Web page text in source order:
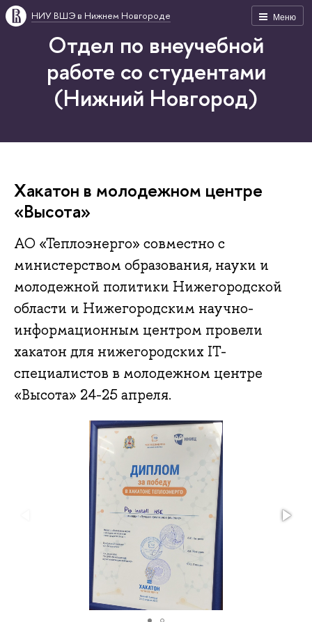
Меню
НИУ ВШЭ в Нижнем Новгороде
Отдел по внеучебной
работе со студентами
(Нижний Новгород)
Хакатон в молодежном центре
«Высота»
АО «Теплоэнерго» совместно с
министерством образования, науки и
молодежной политики Нижегородской
области и Нижегородским научно-
информационным центром провели
хакатон для нижегородских IT-
специалистов в молодежном центре
«Высота» 24-25 апреля.